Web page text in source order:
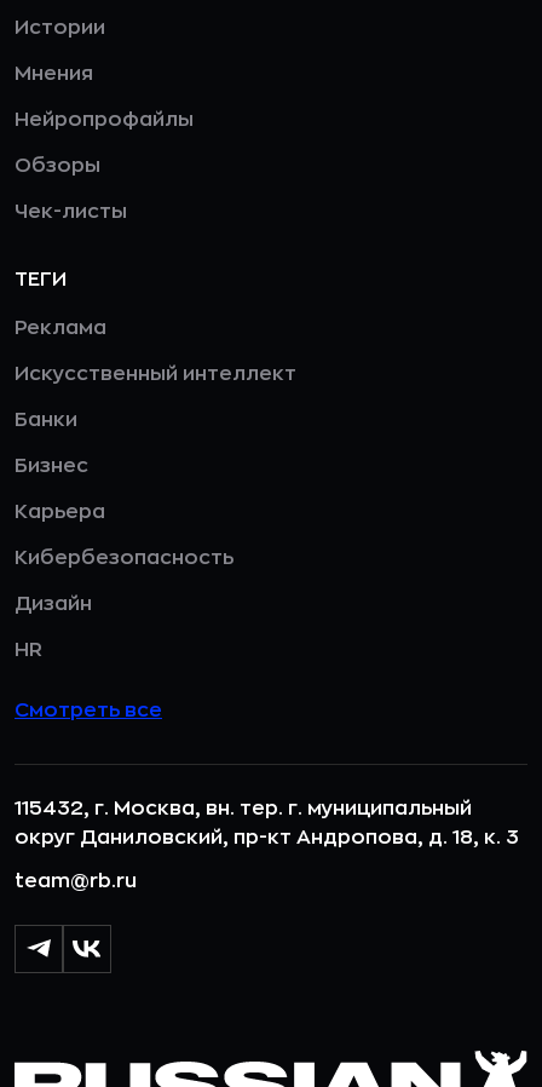
Истории
Мнения
Нейропрофайлы
Обзоры
Чек-листы
ТЕГИ
Реклама
Искусственный интеллект
Банки
Бизнес
Карьера
Кибербезопасность
Дизайн
HR
Смотреть все
115432, г. Москва, вн. тер. г. муниципальный
округ Даниловский, пр-кт Андропова, д. 18, к. 3
team@rb.ru